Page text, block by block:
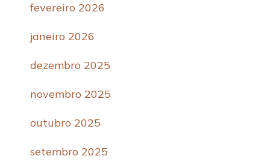
fevereiro 2026
janeiro 2026
dezembro 2025
novembro 2025
outubro 2025
setembro 2025